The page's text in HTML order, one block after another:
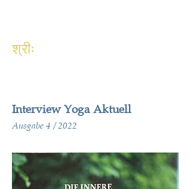
श्रीः
Interview Yoga Aktuell
Ausgabe 4 / 2022